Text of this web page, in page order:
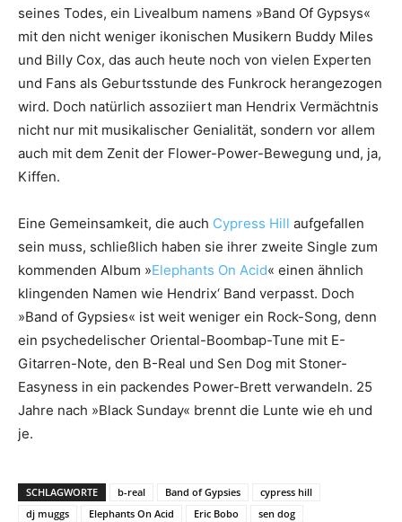
seines Todes, ein Livealbum namens »Band Of Gypsys«
mit den nicht weniger ikonischen Musikern Buddy Miles
und Billy Cox, das auch heute noch von vielen Experten
und Fans als Geburtsstunde des Funkrock herangezogen
wird. Doch natürlich assoziiert man Hendrix Vermächtnis
nicht nur mit musikalischer Genialität, sondern vor allem
auch mit dem Zenit der Flower-Power-Bewegung und, ja,
Kiffen.
Eine Gemeinsamkeit, die auch Cypress Hill aufgefallen
sein muss, schließlich haben sie ihrer zweite Single zum
kommenden Album »Elephants On Acid« einen ähnlich
klingenden Namen wie Hendrix‘ Band verpasst. Doch
»Band of Gypsies« ist weit weniger ein Rock-Song, denn
ein psychedelischer Oriental-Boombap-Tune mit E-
Gitarren-Note, den B-Real und Sen Dog mit Stoner-
Easyness in ein packendes Power-Brett verwandeln. 25
Jahre nach »Black Sunday« brennt die Lunte wie eh und
je.
SCHLAGWORTE b-real Band of Gypsies
cypress hill
dj muggs
Elephants On Acid Eric Bobo sen dog